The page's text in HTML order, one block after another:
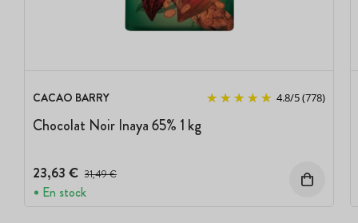
CACAO BARRY 4.8/5(778)
Chocolat Noir Inaya 65% 1 kg
23,63 € Prix avant réduction :
31,49 €
En stock